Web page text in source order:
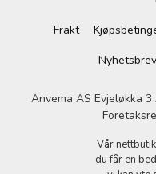
Frakt
Nyhetsbrev
Anvema AS Evjeløkka
Vår
du får en